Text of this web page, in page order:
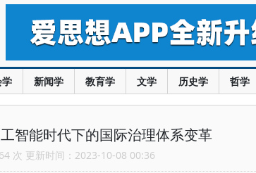
新闻学 教育学 文学 历史学 哲学
智能时代下的国际治理体系变革
次 更新时间：2023-10-08 00:36